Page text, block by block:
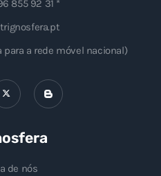
855 92 31 *
a rede móvel nacional)
de nós